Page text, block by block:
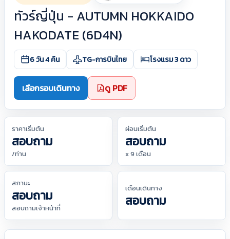
ทัวร์ญี่ปุ่น - AUTUMN HOKKAIDO
HAKODATE (6D4N)
6 วัน 4 คืน TG-การบินไทย โรงแรม 3 ดาว
เลือกรอบเดินทาง ดู PDF
ราคาเริ่มต้น
สอบถาม
/ท่าน
ผ่อนเริ่มต้น
สอบถาม
x 9 เดือน
สถานะ
สอบถาม
สอบถามเจ้าหน้าที่
เดือนเดินทาง
สอบถาม